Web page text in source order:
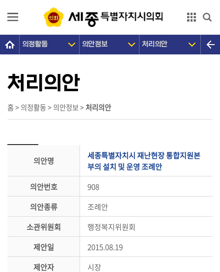
의
개
의
원
장
정
민
여
의정활동 의안정보 처리의안
홈 > 의정활동 > 의안정보 >처리의안
처리의안
의안명
세종특별자치시 재난현장 통합지원본
부의 설치 및 운영 조례안
의안번호
908
의안종류
조례안
소관위원회
행정복지위원회
제안일
2015.08.19
제안자
시장